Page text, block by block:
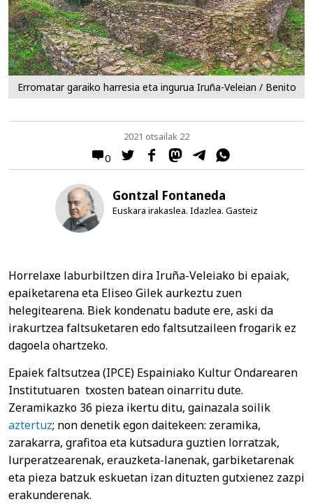
Erromatar garaiko harresia eta ingurua Iruña-Veleian / Benito
0
2021 otsailak 22
Gontzal Fontaneda
Euskara irakaslea. Idazlea. Gasteiz
Horrelaxe laburbiltzen dira Iruña-Veleiako bi epaiak,
epaiketarena eta Eliseo Gilek aurkeztu zuen
helegitearena. Biek kondenatu badute ere, aski da
irakurtzea faltsuketaren edo faltsutzaileen frogarik ez
dagoela ohartzeko.
Epaiek faltsutzea (IPCE) Espainiako Kultur Ondarearen
Institutuaren txosten batean oinarritu dute.
Zeramikazko 36 pieza ikertu ditu, gainazala soilik
aztertuz; non denetik egon daitekeen: zeramika,
zarakarra, grafitoa eta kutsadura guztien lorratzak,
lurperatzearenak, erauzketa-lanenak, garbiketarenak
eta pieza batzuk eskuetan izan dituzten gutxienez zazpi
erakunderenak.